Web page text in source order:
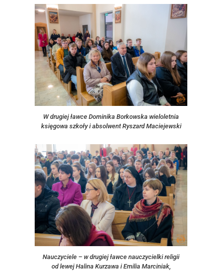
W drugiej ławce Dominika Borkowska wieloletnia
księgowa szkoły i absolwent Ryszard Maciejewski
Nauczyciele – w drugiej ławce nauczycielki religii
od lewej Halina Kurzawa i Emilia Marciniak,